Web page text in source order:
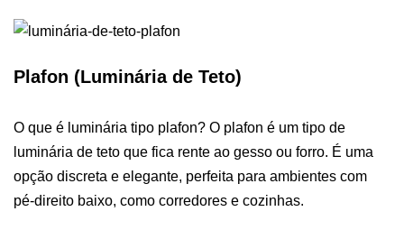
Plafon (Luminária de Teto)
O que é luminária tipo plafon? O plafon é um tipo de
luminária de teto que fica rente ao gesso ou forro. É uma
opção discreta e elegante, perfeita para ambientes com
pé-direito baixo, como corredores e cozinhas.